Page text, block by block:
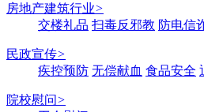
房地产建筑行业>
交楼礼品 扫毒反邪教 防电信
民政宣传>
疾控预防 无偿献血 食品安全
院校慰问>